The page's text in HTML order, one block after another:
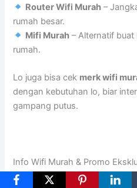
Router Wifi Murah –
rumah besar.
Mifi Murah – Alternatif buat
rumah.
Lo juga bisa cek merk wifi
dengan kebutuhan lo, biar
gampang putus.
Info Wifi Murah & Promo